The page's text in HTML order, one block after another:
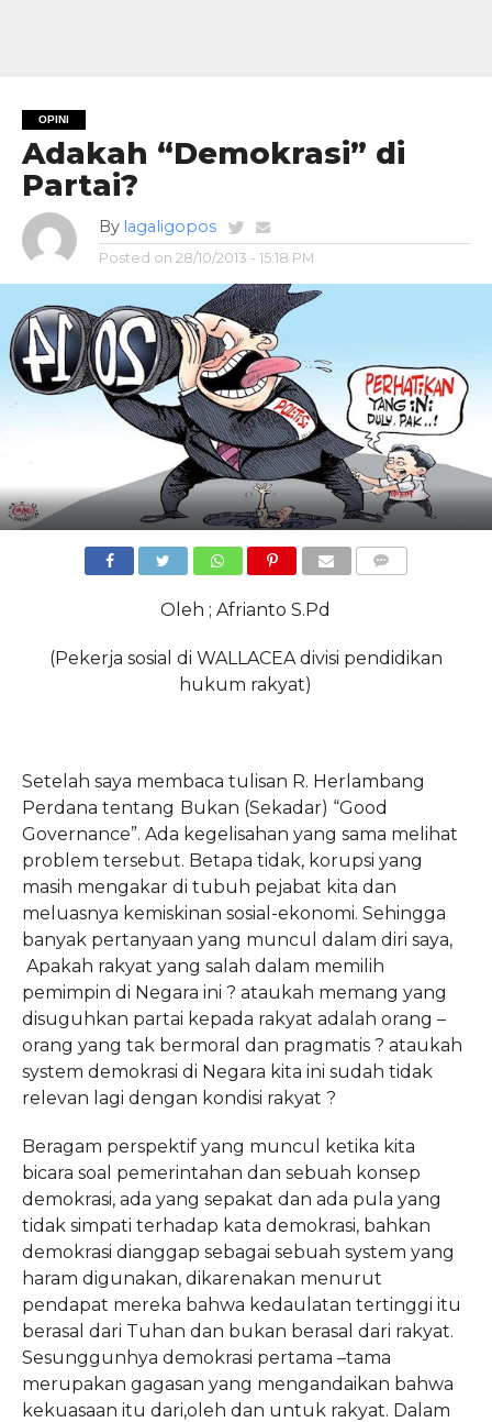
OPINI
Adakah “Demokrasi” di
Partai?
By lagaligopos
Posted on 28/10/2013 - 15:18 PM
Oleh ; Afrianto S.Pd
(Pekerja sosial di WALLACEA divisi pendidikan
hukum rakyat)
Setelah saya membaca tulisan R. Herlambang
Perdana tentang Bukan (Sekadar) “Good
Governance”. Ada kegelisahan yang sama melihat
problem tersebut. Betapa tidak, korupsi yang
masih mengakar di tubuh pejabat kita dan
meluasnya kemiskinan sosial-ekonomi. Sehingga
banyak pertanyaan yang muncul dalam diri saya,
Apakah rakyat yang salah dalam memilih
pemimpin di Negara ini ? ataukah memang yang
disuguhkan partai kepada rakyat adalah orang –
orang yang tak bermoral dan pragmatis ? ataukah
system demokrasi di Negara kita ini sudah tidak
relevan lagi dengan kondisi rakyat ?
Beragam perspektif yang muncul ketika kita
bicara soal pemerintahan dan sebuah konsep
demokrasi, ada yang sepakat dan ada pula yang
tidak simpati terhadap kata demokrasi, bahkan
demokrasi dianggap sebagai sebuah system yang
haram digunakan, dikarenakan menurut
pendapat mereka bahwa kedaulatan tertinggi itu
berasal dari Tuhan dan bukan berasal dari rakyat.
Sesunggunhya demokrasi pertama –tama
merupakan gagasan yang mengandaikan bahwa
kekuasaan itu dari,oleh dan untuk rakyat. Dalam